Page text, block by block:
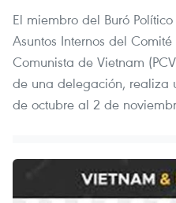
El miembro del Buró
Asuntos Internos del
Comunista de Vietnam
de una delegación, realiza
de octubre al 2 de